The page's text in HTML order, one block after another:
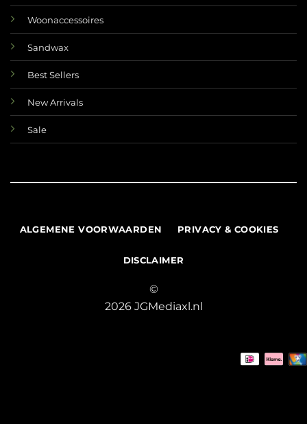
Woonaccessoires
Sandwax
Best Sellers
New Arrivals
Sale
ALGEMENE VOORWAARDEN PRIVACY & COOKIES
DISCLAIMER
©
2026 JGMediaxl.nl